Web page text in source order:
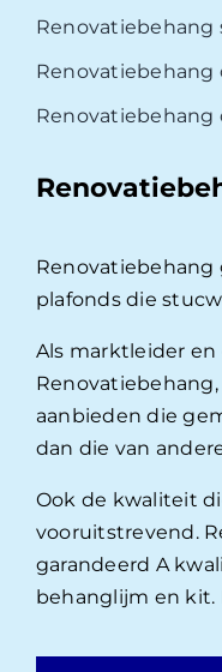
Renovatiebehang
Renovatiebehang
Renovatiebehang
Renovatiebehang
plafonds die
Als marktleider
aanbieden die
dan die van
Ook de kwaliteit
vooruitstrevend.
garandeerd A
behanglijm en